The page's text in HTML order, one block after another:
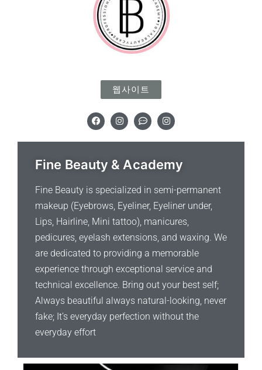
웹사이트
F
a
c
e
o
o
I
n
s
t
r
m
C
o
m
m
n
t
d
o
t
s
I
n
s
t
g
r
m
Fine Beauty & Academy
Fine Beauty is specialized in semi-permanent
makeup (Eyebrows, Eyeliner, Eyeliner under,
Lips, Hairline, Mini tattoo), manicures,
pedicures, eyelash extensions, and waxing. We
are dedicated to providing a memorable
experience through exceptional service and
technical excellence. Bring out your best self;
Always beautiful always natural-looking, never
fake; It’s everyday perfection without the
everyday effort